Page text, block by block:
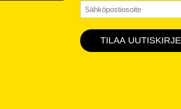
Sähköposti*
TILAA UUTISKIRJE